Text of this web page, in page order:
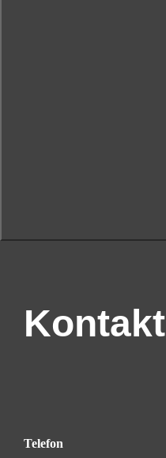
Kontakt
Telefon